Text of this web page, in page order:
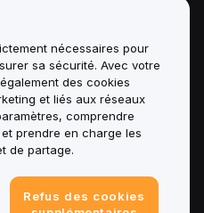
nécessaires pour
sa sécurité. Avec votre
des cookies
et liés aux réseaux
comprendre
et prendre en charge les
de partage.
Refus des cookies